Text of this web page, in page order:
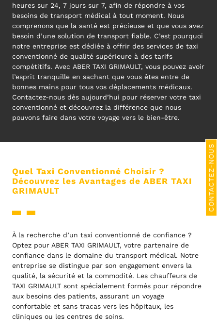
heures sur 24, 7 jours sur 7, afin de répondre à vos
besoins de transport médical à tout moment. Nous
comprenons que la santé est précieuse et que vous avez
besoin d’une solution de transport fiable. C’est pourquoi
notre entreprise est dédiée à offrir des services de taxi
conventionné de qualité supérieure à des tarifs
compétitifs. Avec ABER TAXI GRIMAULT, vous pouvez avoir
l’esprit tranquille en sachant que vous êtes entre de
bonnes mains pour tous vos déplacements médicaux.
Contactez-nous dès aujourd’hui pour réserver votre taxi
conventionné et découvrez la différence que nous
pouvons faire dans votre voyage vers le bien-être.
Quel Taxi Conventionné Choisir ?
Découvrez les Avantages de ABER TAXI
GRIMAULT
À la recherche d’un taxi conventionné de confiance ?
Optez pour ABER TAXI GRIMAULT, votre partenaire de
confiance dans le domaine du transport médical. Notre
entreprise se distingue par son engagement envers la
qualité, la sécurité et la commodité. Les chauffeurs de
TAXI GRIMAULT sont spécialement formés pour répondre
aux besoins des patients, assurant un voyage
confortable et sans tracas vers les hôpitaux, les
cliniques ou les centres de soins.
CONTACTEZ-NOUS